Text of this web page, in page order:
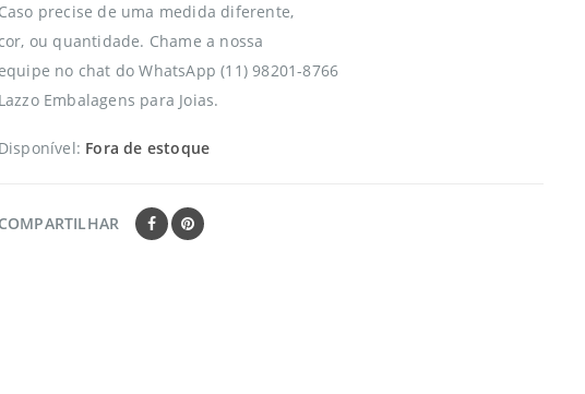
Caso precise de uma medida diferente,
cor, ou quantidade. Chame a nossa
equipe no chat do WhatsApp (11) 98201-8766
Lazzo Embalagens para Joias.
Disponível: Fora de estoque
COMPARTILHAR